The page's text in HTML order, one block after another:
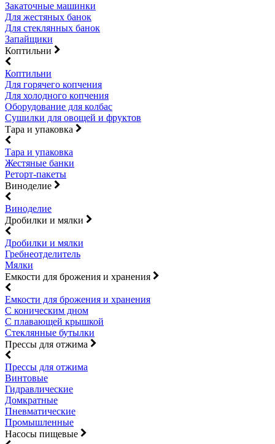
Закаточные машинки
Для жестяных банок
Для стеклянных банок
Запайщики
Коптильни
Коптильни
Для горячего копчения
Для холодного копчения
Оборудование для колбас
Сушилки для овощей и фруктов
Тара и упаковка
Тара и упаковка
Жестяные банки
Реторт-пакеты
Виноделие
Виноделие
Дробилки и мялки
Дробилки и мялки
Гребнеотделитель
Мялки
Емкости для брожения и хранения
Емкости для брожения и хранения
С коническим дном
С плавающей крышкой
Стеклянные бутылки
Прессы для отжима
Прессы для отжима
Винтовые
Гидравлические
Домкратные
Пневматические
Промышленные
Насосы пищевые